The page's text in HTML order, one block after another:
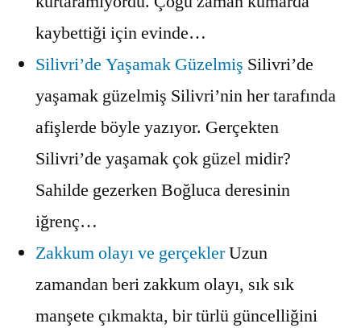
kaybettiği için evinde…
Silivri’de Yaşamak Güzelmiş Silivri’de
yaşamak güzelmiş Silivri’nin her tarafında
afişlerde böyle yazıyor. Gerçekten
Silivri’de yaşamak çok güzel midir?
Sahilde gezerken Boğluca deresinin
iğrenç…
Zakkum olayı ve gerçeklerUzun
zamandan beri zakkum olayı, sık sık
manşete çıkmakta, bir türlü güncelliğini